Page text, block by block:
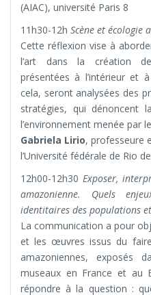
(AIAC), université Paris 8
11h30-12h Scène et écologie
Cette réflexion vise à
l’art dans la création de
présentées à l’intérieur et
cela, seront analysées des
stratégies, qui dénoncent
l’environnement menée par
Gabriela Lirio, professeure
l’Université fédérale de Rio
12h00-12h30Exposer,
amazonienne. Quels
identitaires des populations
La communication a pour
et les œuvres issus du
amazoniennes, exposés
museaux en France et au
répondre à la question :